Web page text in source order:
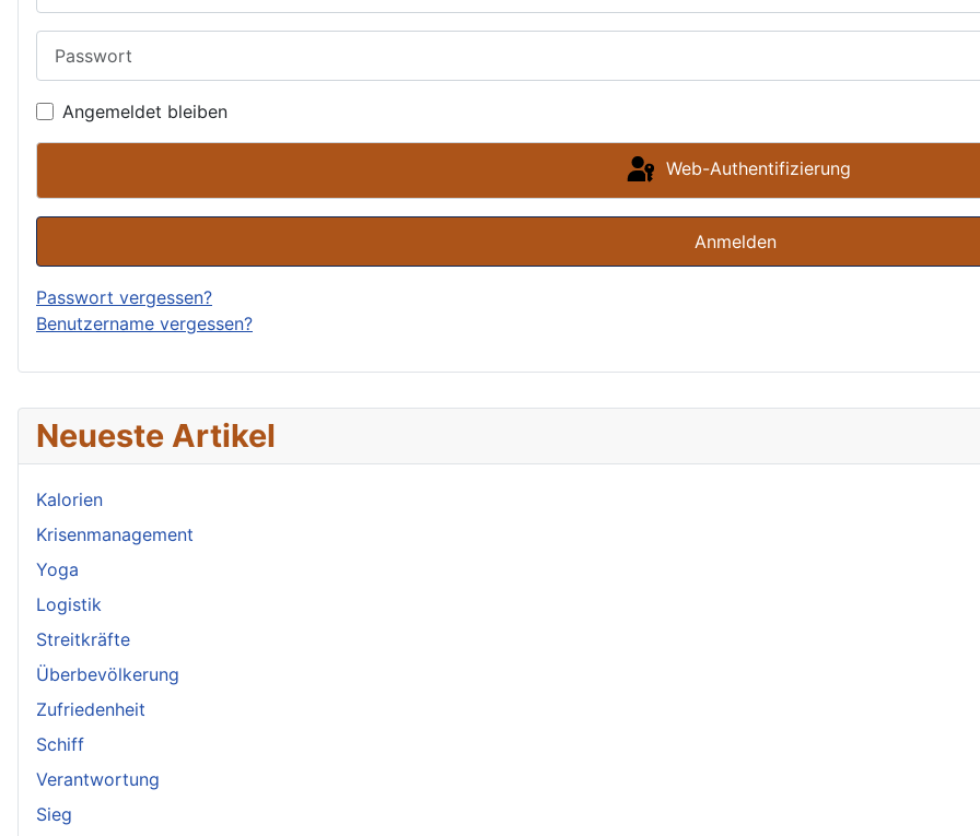
Neueste Artikel
Kalorien
Krisenmanagement
Yoga
Logistik
Streitkräfte
Überbevölkerung
Zufriedenheit
Schiff
Verantwortung
Sieg
Angemeldet bleiben
Web-Authentifizierung
Anmelden
Passwort vergessen?
Benutzername vergessen?